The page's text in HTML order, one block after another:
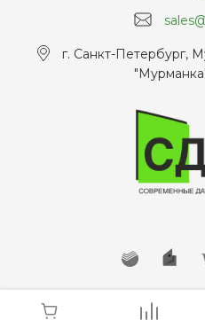
г. Санкт-Петербург,
© 2026 sdrspb.ru,